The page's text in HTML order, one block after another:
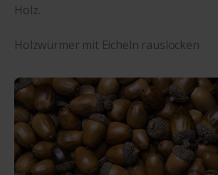
Holz.
Holzwürmer mit Eicheln rauslocken